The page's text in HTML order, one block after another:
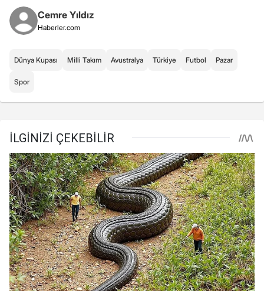
Cemre Yıldız
Haberler.com
Dünya Kupası Milli Takım Avustralya Türkiye Futbol Pazar
Spor